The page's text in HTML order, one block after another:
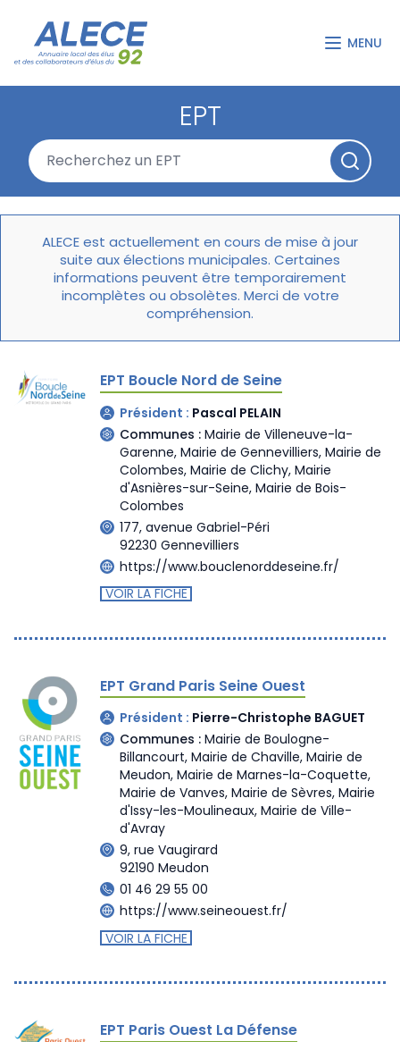
MENU
EPT
ALECE est actuellement en cours de mise à jour
suite aux élections municipales. Certaines
informations peuvent être temporairement
incomplètes ou obsolètes. Merci de votre
compréhension.
EPT Boucle Nord de Seine
Président : Pascal PELAIN
Communes : Mairie de Villeneuve-la-
Garenne, Mairie de Gennevilliers, Mairie de
Colombes, Mairie de Clichy, Mairie
d'Asnières-sur-Seine, Mairie de Bois-
Colombes
177, avenue Gabriel-Péri
92230 Gennevilliers
https://www.bouclenorddeseine.fr/
VOIR LA FICHE
EPT Grand Paris Seine Ouest
Président : Pierre-Christophe BAGUET
Communes : Mairie de Boulogne-
Billancourt, Mairie de Chaville, Mairie de
Meudon, Mairie de Marnes-la-Coquette,
Mairie de Vanves, Mairie de Sèvres, Mairie
d'Issy-les-Moulineaux, Mairie de Ville-
d'Avray
9, rue Vaugirard
92190 Meudon
01 46 29 55 00
https://www.seineouest.fr/
VOIR LA FICHE
EPT Paris Ouest La Défense